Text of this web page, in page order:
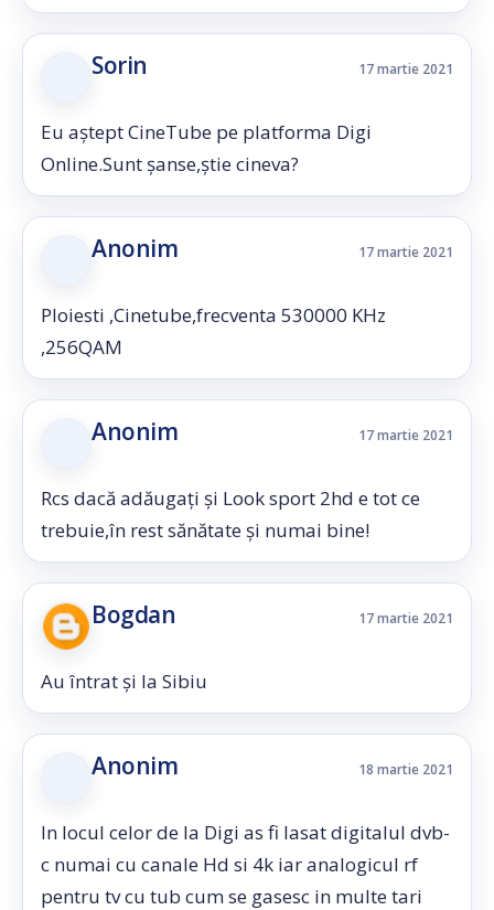
Sorin 17 martie 2021
Eu aștept CineTube pe platforma Digi
Online.Sunt șanse,știe cineva?
Anonim 17 martie 2021
Ploiesti ,Cinetube,frecventa 530000 KHz
,256QAM
Anonim 17 martie 2021
Rcs dacă adăugați și Look sport 2hd e tot ce
trebuie,în rest sănătate și numai bine!
Bogdan 17 martie 2021
Au întrat și la Sibiu
Anonim 18 martie 2021
In locul celor de la Digi as fi lasat digitalul dvb-
c numai cu canale Hd si 4k iar analogicul rf
pentru tv cu tub cum se gasesc in multe tari